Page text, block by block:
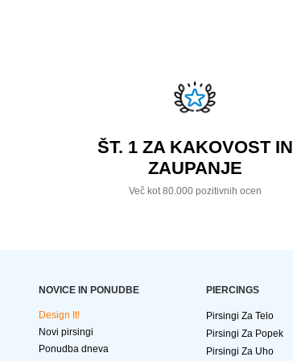
ŠT. 1 ZA KAKOVOST IN
ZAUPANJE
Več kot 80.000 pozitivnih ocen
NOVICE IN PONUDBE
Design It!
Novi pirsingi
Ponudba dneva
PIERCINGS
Pirsingi Za Telo
Pirsingi Za Popek
Pirsingi Za Uho